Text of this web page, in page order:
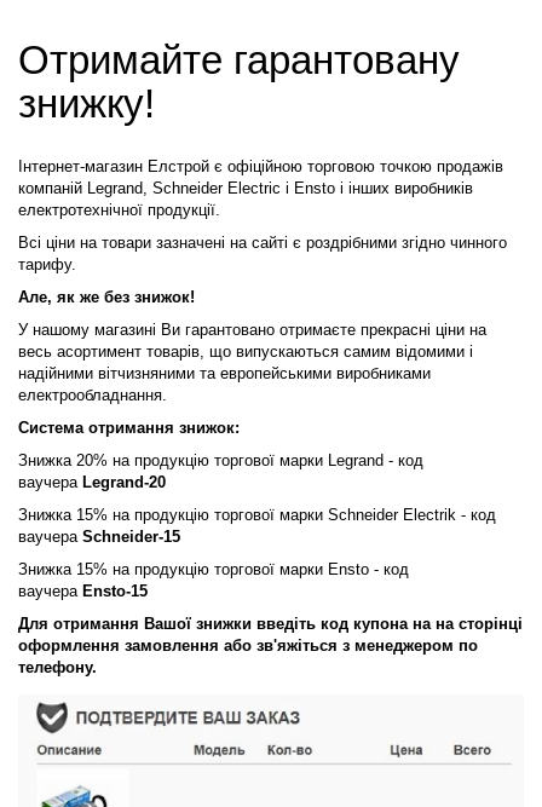
Отримайте гарантовану
знижку!
Інтернет-магазин Елстрой є офіційною торговою точкою продажів
компаній Legrand, Schneider Electric і Ensto і інших виробників
електротехнічної продукції.
Всі ціни на товари зазначені на сайті є роздрібними згідно чинного
тарифу.
Але, як же без знижок!
У нашому магазині Ви гарантовано отримаєте прекрасні ціни на
весь асортимент товарів, що випускаються самим відомими і
надійними вітчизняними та европейськими виробниками
електрообладнання.
Система отримання знижок:
Знижка 20% на продукцію торгової марки Legrand - код
ваучера Legrand-20
Знижка15% на продукцію торгової марки Schneider Electrik - код
ваучера Schneider-15
Знижка15% на продукцію торгової марки Ensto - код
ваучера Ensto-15
Для отримання Вашої знижки введіть код купона на на сторінці
оформлення замовлення або зв'яжіться з менеджером по
телефону.